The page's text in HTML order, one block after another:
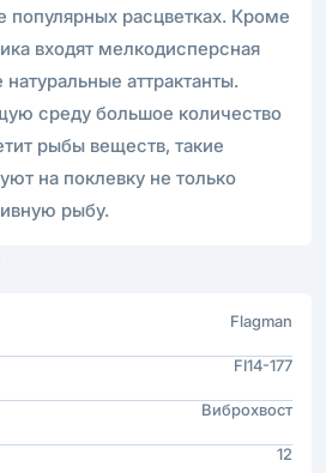
популярных расцветках. Кроме
входят мелкодисперсная
аттрактанты.
среду большое количество
рыбы веществ, такие
на поклевку не только
рыбу.
Flagman
FI14-177
Виброхвост
12